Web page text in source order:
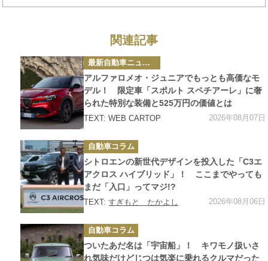
協調
関連記事
カ
テ
ゴ
リ
ー
最新自動車ニュース
アルファロメオ・ジュニアでもっとも高価なモ
デル！ 限定車「スポルト スペチアーレ」に奢
られた特別な装備と525万円の価値とは
TEXT: WEB CARTOP 2026年08月07日
カ
テ
ゴ
リ
ー
自動車コラム
シトロエンの新世代デザインを投入した「C3エ
アクロス ハイブリッド」！ ここまでやっても
まだ「入口」ってマジ!?
TEXT:すぎもと たかよし 2026年08月06日
カ
テ
ゴ
リ
ー
自動車コラム
ついたあだ名は「宇宙船」！ キワモノ扱いさ
れ気味だけどじつは気楽に乗れるクルマだった